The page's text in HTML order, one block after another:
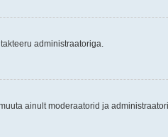
administraatoriga.
ainult moderaatorid ja